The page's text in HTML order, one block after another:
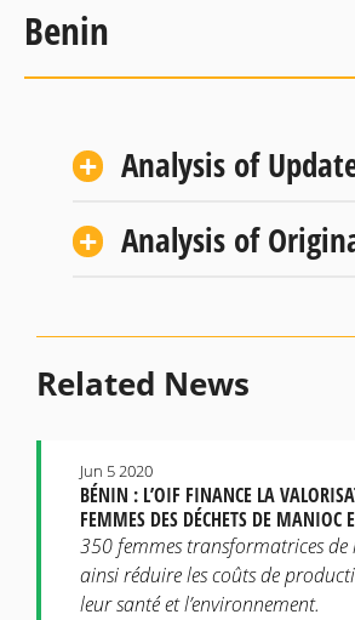
Benin
Analysis of
Analysis of
Related News
BÉNIN : L’OIF FINANCE LA
FEMMES DES DÉCHETS DE MANIOC
Jun 5 2020
350 femmes transformatrices
ainsi réduire les coûts de
leur santé et l’environnement.